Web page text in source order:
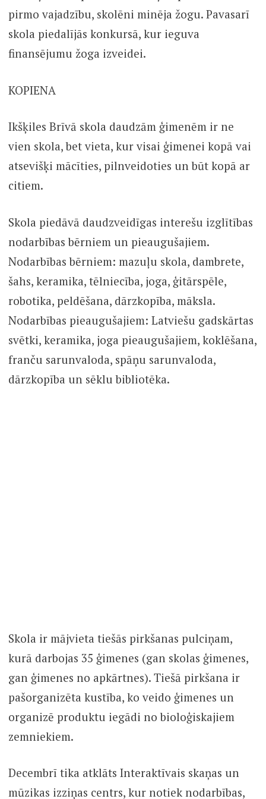
pirmo vajadzību, skolēni minēja žogu. Pavasarī
skola piedalījās konkursā, kur ieguva
finansējumu žoga izveidei.
KOPIENA
Ikšķiles Brīvā skola daudzām ģimenēm ir ne
vien skola, bet vieta, kur visai ģimenei kopā vai
atsevišķi mācīties, pilnveidoties un būt kopā ar
citiem.
Skola piedāvā daudzveidīgas interešu izglītības
nodarbības bērniem un pieaugušajiem.
Nodarbības bērniem: mazuļu skola, dambrete,
šahs, keramika, tēlniecība, joga, ģitārspēle,
robotika, peldēšana, dārzkopība, māksla.
Nodarbības pieaugušajiem: Latviešu gadskārtas
svētki, keramika, joga pieaugušajiem, koklēšana,
franču sarunvaloda, spāņu sarunvaloda,
dārzkopība un sēklu bibliotēka.
Skola ir mājvieta tiešās pirkšanas pulciņam,
gan ģimenes no apkārtnes). Tiešā pirkšana ir